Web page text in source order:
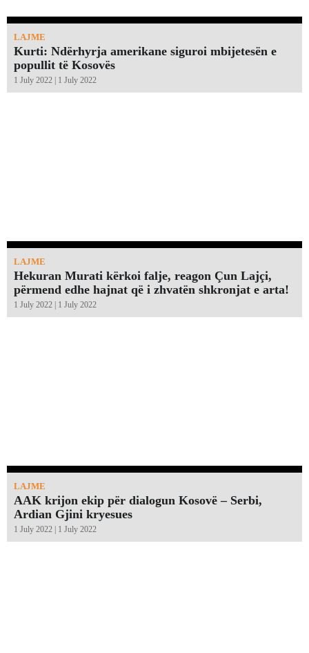
LAJME
Kurti: Ndërhyrja amerikane siguroi mbijetesën e
popullit të Kosovës
1 July 2022 | 1 July 2022
LAJME
Hekuran Murati kërkoi falje, reagon Çun Lajçi,
përmend edhe hajnat që i zhvatën shkronjat e arta!￼
1 July 2022 | 1 July 2022
LAJME
AAK krijon ekip për dialogun Kosovë – Serbi,
Ardian Gjini kryesues
1 July 2022 | 1 July 2022